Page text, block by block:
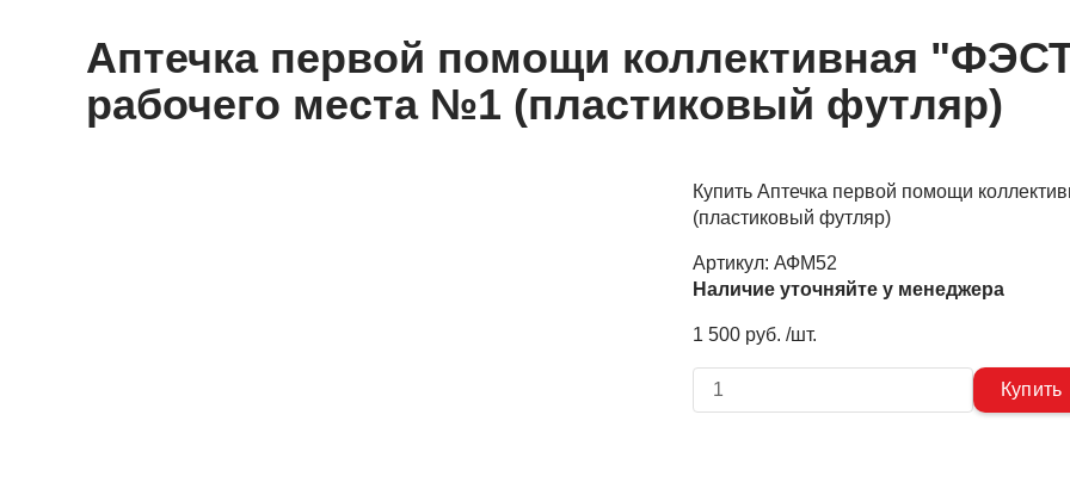
Аптечка первой помощи коллективная
рабочего места №1 (пластиковый футляр)
Купить Аптечка первой помощи
(пластиковый футляр)
Артикул:АФМ52
Наличие уточняйте у менеджера
1 500 руб. /шт.